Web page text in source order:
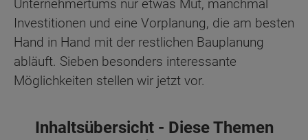
Unternehmertums nur etwas Mut, manchmal
Investitionen und eine Vorplanung, die am besten
Hand in Hand mit der restlichen Bauplanung
abläuft. Sieben besonders interessante
Möglichkeiten stellen wir jetzt vor.
Inhaltsübersicht - Diese Themen